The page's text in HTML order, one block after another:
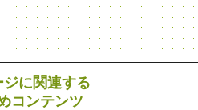
ジに関連する
コンテンツ